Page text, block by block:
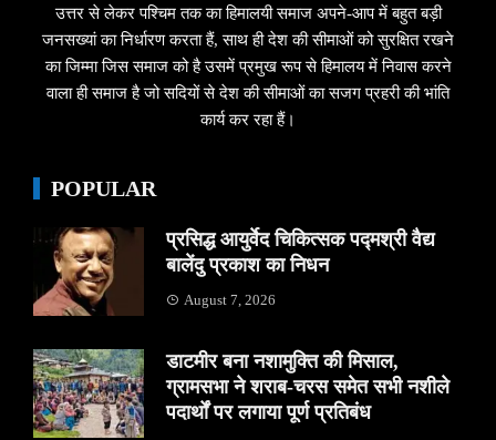
उत्तर से लेकर पश्चिम तक का हिमालयी समाज अपने-आप में बहुत बड़ी
जनसख्यां का निर्धारण करता हैं, साथ ही देश की सीमाओं को सुरक्षित रखने
का जिम्मा जिस समाज को है उसमें प्रमुख रूप से हिमालय में निवास करने
वाला ही समाज है जो सदियों से देश की सीमाओं का सजग प्रहरी की भांति
कार्य कर रहा हैं।
POPULAR
प्रसिद्ध आयुर्वेद चिकित्सक पद्मश्री वैद्य
बालेंदु प्रकाश का निधन
August 7, 2026
डाटमीर बना नशामुक्ति की मिसाल,
ग्रामसभा ने शराब-चरस समेत सभी नशीले
पदार्थों पर लगाया पूर्ण प्रतिबंध